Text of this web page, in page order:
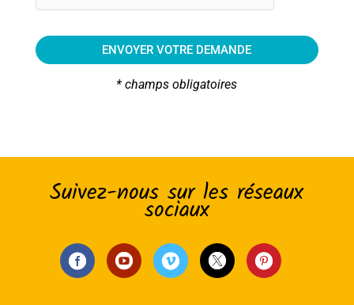
ENVOYER VOTRE DEMANDE
* champs obligatoires
Suivez-nous sur les réseaux
sociaux